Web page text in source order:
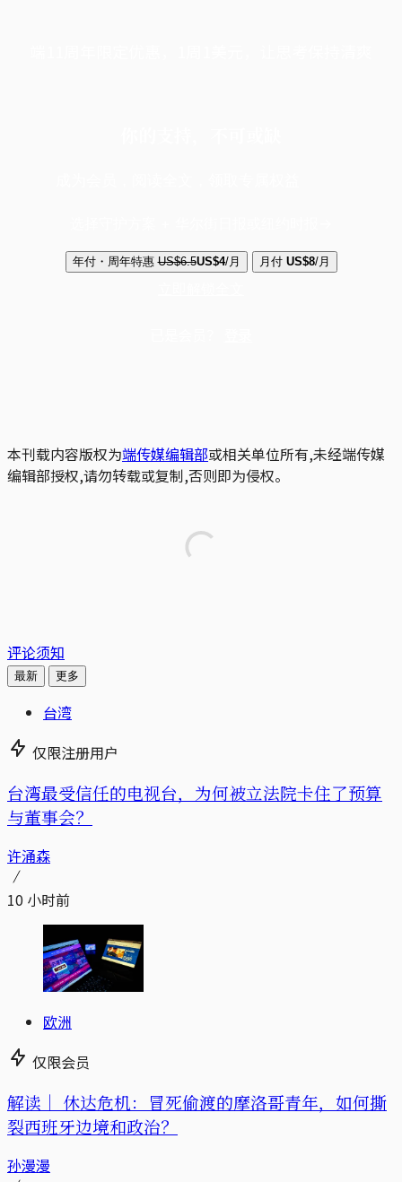
年付・周年特惠 US$6.5US$4/月 月付 US$8/月
本刊载内容版权为端传媒编辑部或相关单位所有,未经端传媒
编辑部授权,请勿转载或复制,否则即为侵权。
评论须知
最新 更多
台湾
仅限注册用户
台湾最受信任的电视台，为何被立法院卡住了预算
与董事会？
许涌森
10 小时前
欧洲
仅限会员
解读｜ 休达危机：冒死偷渡的摩洛哥青年，如何撕
裂西班牙边境和政治？
孙漫漫